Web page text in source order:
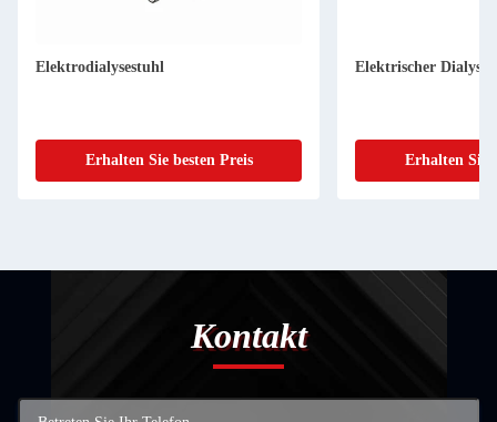
Elektrodialysestuhl
Erhalten Sie besten Preis
Elektrischer
Erhalten Sie
Kontakt